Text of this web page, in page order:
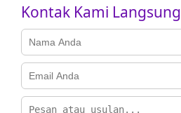
Kontak Kami Langsung